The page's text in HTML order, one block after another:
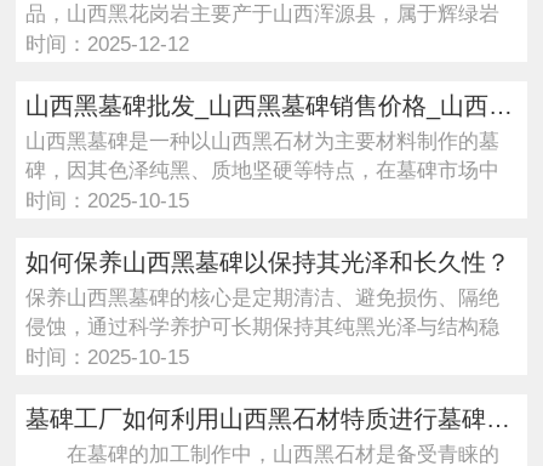
品，山西黑花岗岩主要产于山西浑源县，属于辉绿岩
型石材，具···
时间：2025-12-12
山西黑墓碑批发_山西黑墓碑销售价格_山西黑墓碑厂家直销
山西黑墓碑是一种以山西黑石材为主要材料制作的墓
碑，因其色泽纯黑、质地坚硬等特点，在墓碑市场中
备受青睐···
时间：2025-10-15
如何保养山西黑墓碑以保持其光泽和长久性？
保养山西黑墓碑的核心是定期清洁、避免损伤、隔绝
侵蚀，通过科学养护可长期保持其纯黑光泽与结构稳
定。一、···
时间：2025-10-15
墓碑工厂如何利用山西黑石材特质进行墓碑雕刻加工？
在墓碑的加工制作中，山西黑石材是备受青睐的